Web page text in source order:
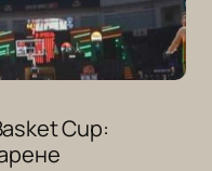
Cup: